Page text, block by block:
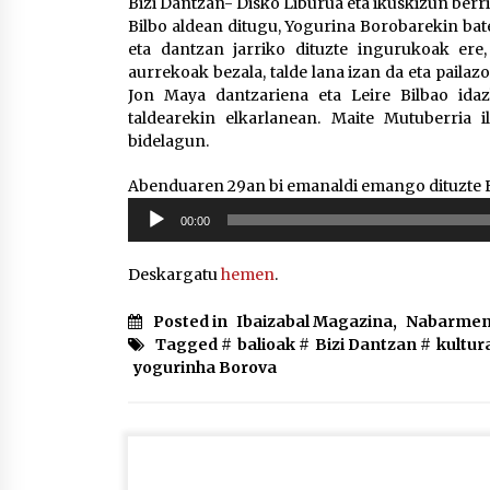
Bilbo aldean ditugu, Yogurina Borobarekin
eta dantzan jarriko dituzte ingurukoak
aurrekoak bezala, talde lana izan da eta
Jon Maya dantzariena eta Leire Bilbao
taldearekin elkarlanean. Maite Mutuberria
bidelagun.
Abenduaren 29an bi emanaldi emango
Soinu
erreproduzigailua
00:00
Deskargatuhemen.
Posted in Ibaizabal Magazina,
Tagged # balioak # Bizi Dantzan #
yogurinha Borova